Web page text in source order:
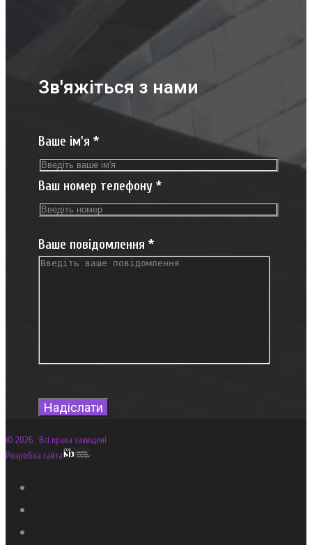
Зв'яжіться з нами
Ваше ім'я *
Ваш номер телефону *
Ваше повідомлення *
© 2026 . Всі права захищені
Розробка сайта